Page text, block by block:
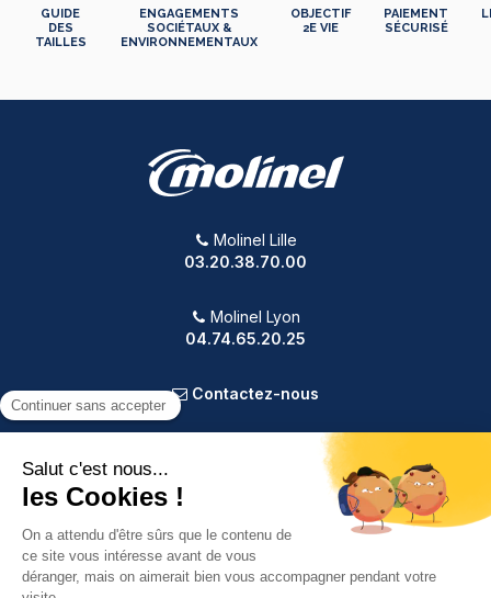
GUIDE
DES
TAILLES
ENGAGEMENTS
SOCIÉTAUX &
ENVIRONNEMENTAUX
OBJECTIF
2E VIE
PAIEMENT
SÉCURISÉ
Molinel Lille
03.20.38.70.00
Molinel Lyon
04.74.65.20.25
Contactez-nous
PRODUITS
VOTRE COMPTE